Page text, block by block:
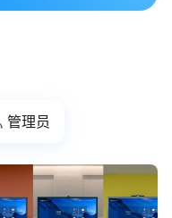
管理员